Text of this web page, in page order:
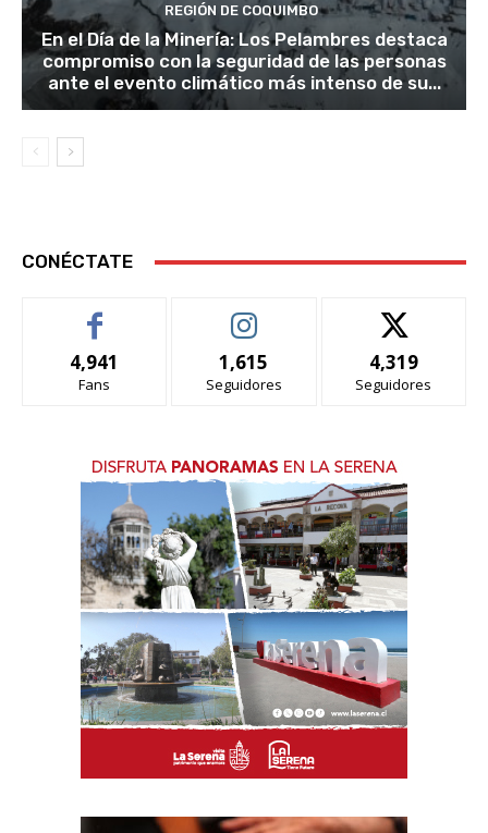
REGIÓN DE COQUIMBO
En el Día de la Minería: Los Pelambres destaca
compromiso con la seguridad de las personas
ante el evento climático más intenso de su...
CONÉCTATE
4,941
Fans
1,615
Seguidores
4,319
Seguidores